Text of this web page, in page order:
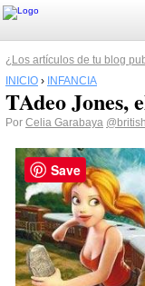
¿Los artículos de tu blog
INICIO › INFANCIA
TAdeo Jones,
Por Celia Garabaya
Save